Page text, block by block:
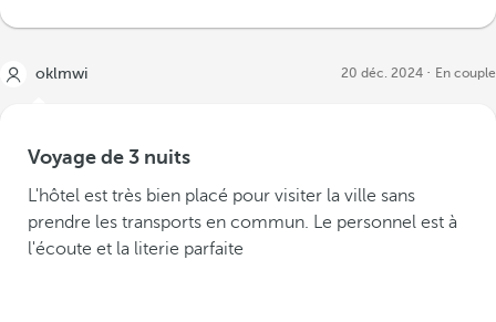
oklmwi 20 déc. 2024 En couple
Voyage de 3 nuits
L'hôtel est très bien placé pour visiter la ville sans
prendre les transports en commun. Le personnel est à
l'écoute et la literie parfaite